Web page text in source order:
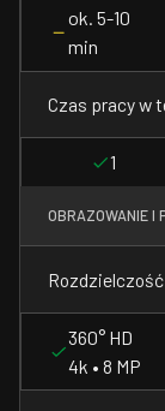
ok. 5-10
min
Czas pracy w
1
OBRAZOWANIE I
360° HD
4k • 8 MP